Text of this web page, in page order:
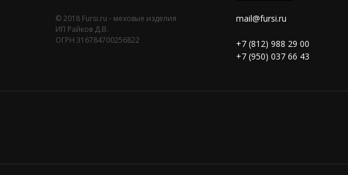
© 2018 Fursi.ru - меховые изделия
ИП Райков Д.В.
ОГРН 316784700256822
mail@fursi.ru
+7 (812) 988 29 00
+7 (950) 037 66 43